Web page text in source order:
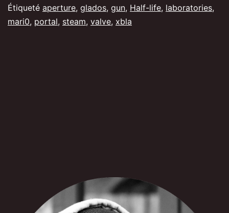
nom.
Étiqueté aperture, glados, gun, Half-life, laboratories,
mari0, portal, steam, valve, xbla